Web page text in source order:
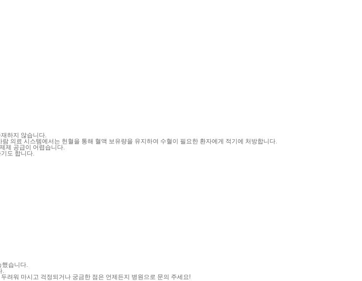
하지 않습니다.
람 의료 시스템에서는 헌혈을 통해 혈액 보유량을 유지하여 수혈이 필요한 환자에게 적기에 처방합니다.
제 공급이 어렵습니다.
도 합니다.
습니다.
려워 마시고 걱정되거나 궁금한 점은 언제든지 병원으로 문의 주세요!